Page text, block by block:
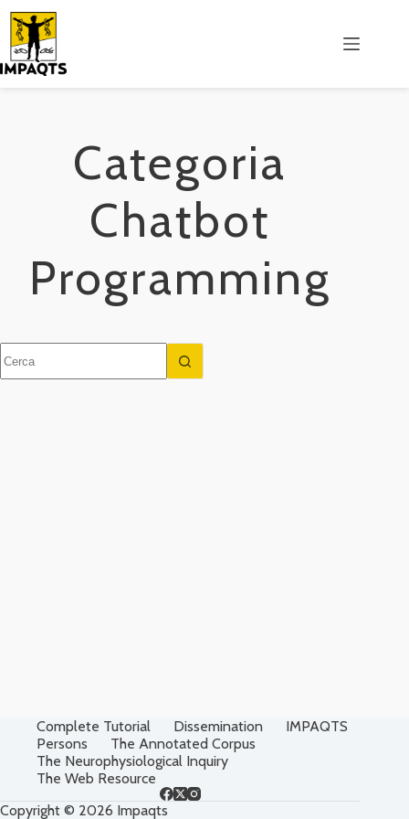
Salta
contenuto
Categoria
Chatbot
Programming
risultato
Complete Tutorial Dissemination
IMPAQTS
Persons
The Annotated Corpus
The Neurophysiological Inquiry
The Web Resource
Copyright © 2026 Impaqts